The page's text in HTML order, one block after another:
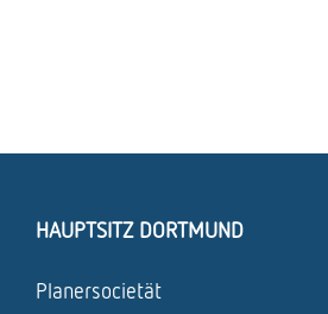
HAUPTSITZ DORTMUND
Planersocietät